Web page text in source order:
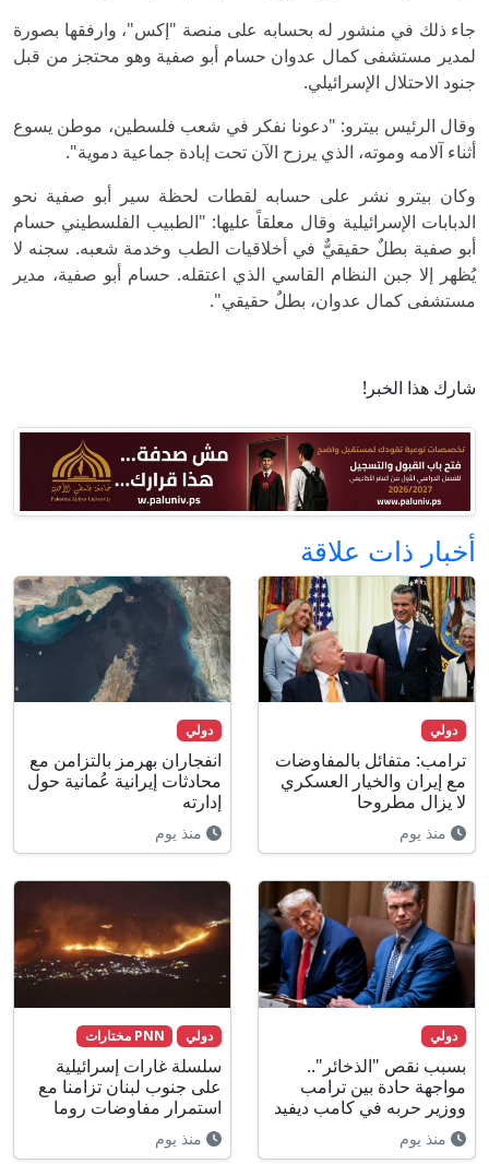
جاء ذلك في منشور له بحسابه على منصة "إكس"، وارفقها بصورة
لمدير مستشفى كمال عدوان حسام أبو صفية وهو محتجز من قبل
جنود الاحتلال الإسرائيلي.
وقال الرئيس بيترو: "دعونا نفكر في شعب فلسطين، موطن يسوع
أثناء آلامه وموته، الذي يرزح الآن تحت إبادة جماعية دموية".
وكان بيترو نشر على حسابه لقطات لحظة سير أبو صفية نحو
الدبابات الإسرائيلية وقال معلقاً عليها: "الطبيب الفلسطيني حسام
أبو صفية بطلٌ حقيقيٌّ في أخلاقيات الطب وخدمة شعبه. سجنه لا
يُظهر إلا جبن النظام القاسي الذي اعتقله. حسام أبو صفية، مدير
مستشفى كمال عدوان، بطلٌ حقيقي".
شارك هذا الخبر!
أخبار ذات علاقة
دولي
ترامب: متفائل بالمفاوضات
مع إيران والخيار العسكري
لا يزال مطروحا
منذ يوم
دولي
انفجاران بهرمز بالتزامن مع
محادثات إيرانية عُمانية حول
إدارته
منذ يوم
دولي
بسبب نقص "الذخائر"..
مواجهة حادة بين ترامب
ووزير حربه في كامب ديفيد
منذ يوم
دولي PNN مختارات
سلسلة غارات إسرائيلية
على جنوب لبنان تزامنا مع
استمرار مفاوضات روما
منذ يوم